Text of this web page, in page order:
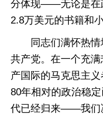
分体现——无论是在
2.8万美元的书籍和
同志们满怀热情
共产党。在一个充
产国际的马克思主
80年相对的政治稳
代已经归来——我们